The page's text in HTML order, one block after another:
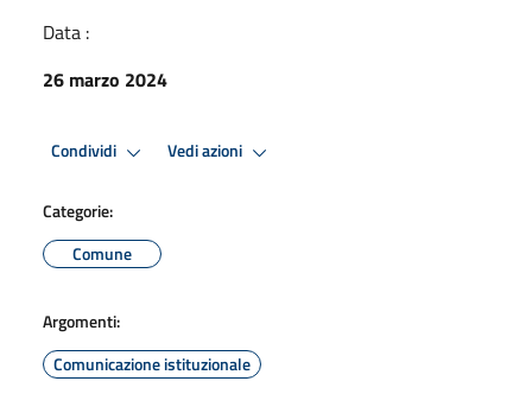
Data :
26 marzo 2024
Condividi Vedi azioni
Categorie:
Comune
Argomenti:
Comunicazione istituzionale